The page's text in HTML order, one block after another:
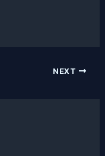
NEXT